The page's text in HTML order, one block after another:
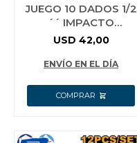
JUEGO 10 DADOS 1/2
´´ IMPACTO
PROFUNDOS INGCO
USD 42,00
ENVÍO EN EL DÍA